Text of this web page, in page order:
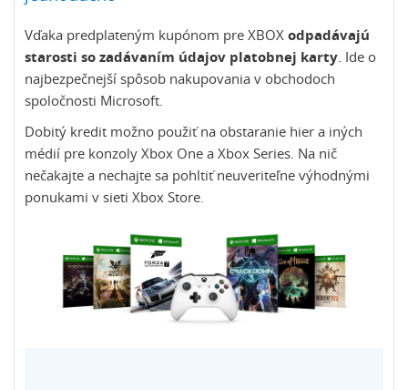
Vďaka predplateným kupónom pre XBOX odpadávajú
starosti so zadávaním údajov platobnej karty. Ide o
najbezpečnejší spôsob nakupovania v obchodoch
spoločnosti Microsoft.
Dobitý kredit možno použiť na obstaranie hier a iných
médií pre konzoly Xbox One a Xbox Series. Na nič
nečakajte a nechajte sa pohltiť neuveriteľne výhodnými
ponukami v sieti Xbox Store.